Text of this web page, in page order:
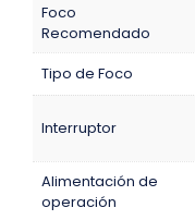
Foco
Recomendado
Tipo de Foco
Interruptor
Alimentación de
operación